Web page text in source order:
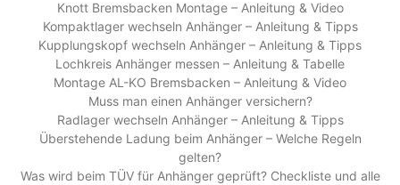
Knott Bremsbacken Montage – Anleitung & Video
Kompaktlager wechseln Anhänger – Anleitung & Tipps
Kupplungskopf wechseln Anhänger – Anleitung & Tipps
Lochkreis Anhänger messen – Anleitung & Tabelle
Montage AL-KO Bremsbacken – Anleitung & Video
Muss man einen Anhänger versichern?
Radlager wechseln Anhänger – Anleitung & Tipps
Überstehende Ladung beim Anhänger – Welche Regeln
gelten?
Was wird beim TÜV für Anhänger geprüft? Checkliste und alle